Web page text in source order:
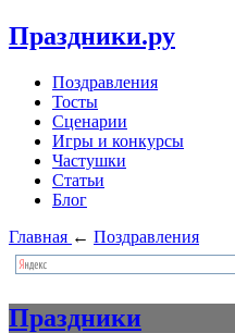
Праздники.ру
Поздравления
Тосты
Сценарии
Игры и конкурсы
Частушки
Статьи
Блог
Главная ← Поздравления
Праздники